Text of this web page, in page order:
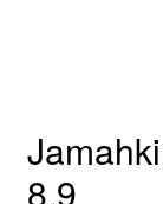
8.9